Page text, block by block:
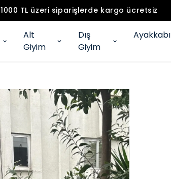
1000 TL üzeri siparişlerde kargo ücretsiz
Alt
Giyim
Dış
Giyim
Ayakkabı